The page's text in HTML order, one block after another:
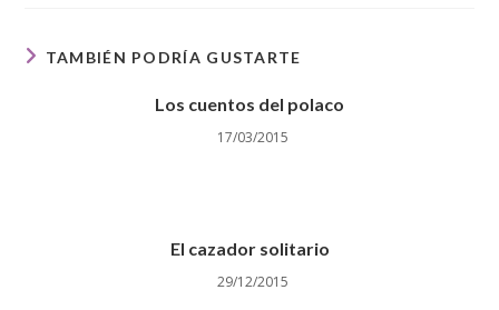
TAMBIÉN PODRÍA GUSTARTE
Los cuentos del polaco
17/03/2015
El cazador solitario
29/12/2015